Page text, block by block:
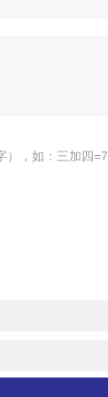
），如：三加四=7